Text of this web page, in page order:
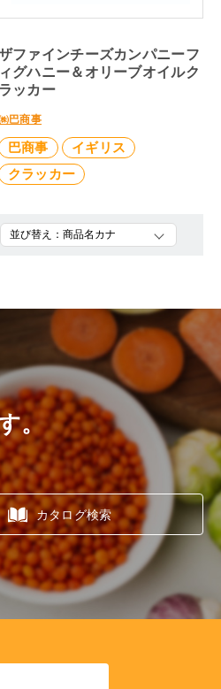
ファインチーズカンパニーフ
ィグハニー＆オリーブオイルク
ラッカー
巴商事
巴商事
イギリス
クラッカー
。
カタログ検索